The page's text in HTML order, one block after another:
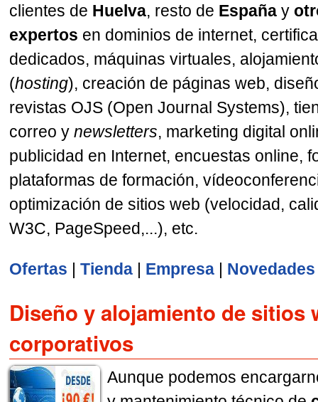
clientes de Huelva, resto de España y
expertos en dominios de internet,
dedicados, máquinas virtuales,
(hosting), creación de páginas web,
revistas OJS (Open Journal Systems),
correo ynewsletters, marketing digital
publicidad en Internet, encuestas online,
plataformas de formación,
optimización de sitios web (velocidad,
W3C, PageSpeed,...), etc.
Ofertas |Tienda | Empresa | Novedades
Diseño y alojamiento de sitios
corporativos
Aunque podemos